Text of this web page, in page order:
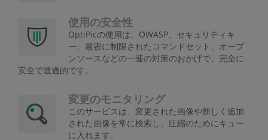
使用の安全性
OptiPicの使用は、OWASP、セキュリティキ
ー、厳密に制限されたコマンドセット、オープ
ンソースなどの一連の対策のおかげで、完全に
安全で透過的です。
変更のモニタリング
このサービスは、変更された画像や新しく追加
された画像を常に検索し、圧縮のためにキュー
に入れます。